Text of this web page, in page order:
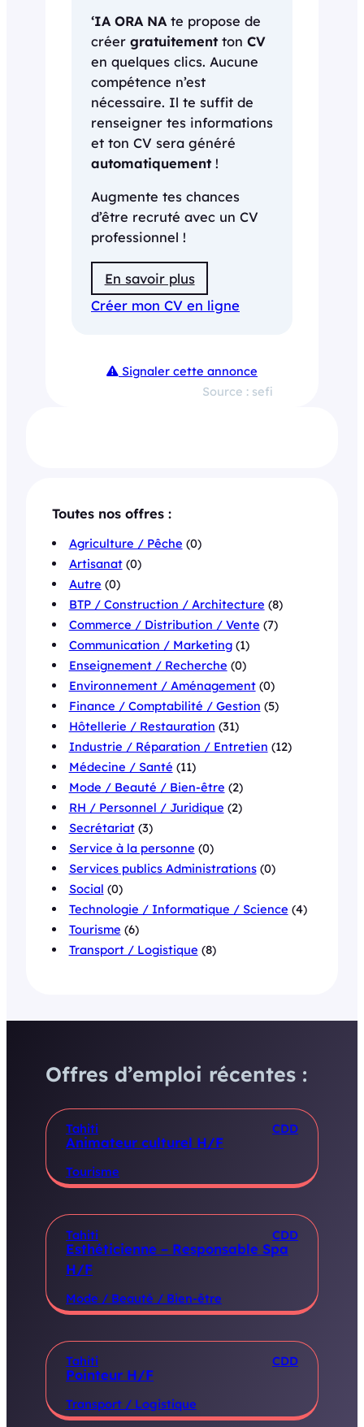
‘IA ORA NA te propose de
créer gratuitementton CV
en quelques clics. Aucune
compétence n’est
nécessaire. Il te suffit de
renseigner tes informations
et ton CV sera généré
automatiquement!
Augmente tes chances
d’être recruté avec un CV
professionnel !
En savoir plus
Créer mon CV en ligne
Signaler cette annonce
Source : sefi
Toutes nos offres :
Agriculture / Pêche (0)
Artisanat(0)
Autre (0)
BTP / Construction / Architecture (8)
Commerce / Distribution / Vente (7)
Communication / Marketing(1)
Enseignement / Recherche (0)
Environnement / Aménagement(0)
Finance / Comptabilité / Gestion (5)
Hôtellerie / Restauration (31)
Industrie / Réparation / Entretien (12)
Médecine / Santé (11)
Mode / Beauté / Bien-être (2)
RH / Personnel / Juridique (2)
Secrétariat(3)
Service à la personne (0)
Services publics Administrations(0)
Social (0)
Technologie / Informatique / Science (4)
Tourisme (6)
Transport / Logistique (8)
Offres d’emploi récentes :
Tahiti CDD
Animateur culturel H/F
Tourisme
Tahiti CDD
Esthéticienne – Responsable Spa
H/F
Mode / Beauté / Bien-être
Tahiti CDD
Pointeur H/F
Transport / Logistique